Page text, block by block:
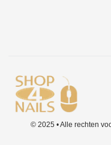
© 2025 • Alle rechten